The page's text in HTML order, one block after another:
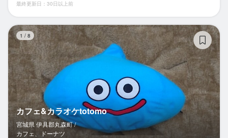
最終更新日：30日以上前
1 / 8
カフェ&カラオケtotomo
宮城県 伊具郡丸森町 /
カフェ、ドーナツ